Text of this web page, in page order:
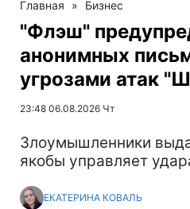
Главная » Бизнес
"Флэш"
анонимных
угрозами атак
23:48 06.08.2026 Чт
Злоумышленники
якобы управляет
ЕКАТЕРИНА КОВАЛЬ